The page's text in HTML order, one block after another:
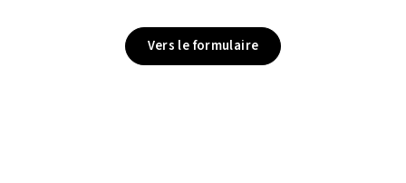
Vers le formulaire